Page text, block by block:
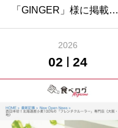
「GINGER」様に掲載さ
2026
02 24